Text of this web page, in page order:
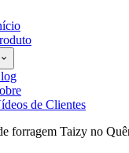
de Clientes
forragem Taizy no